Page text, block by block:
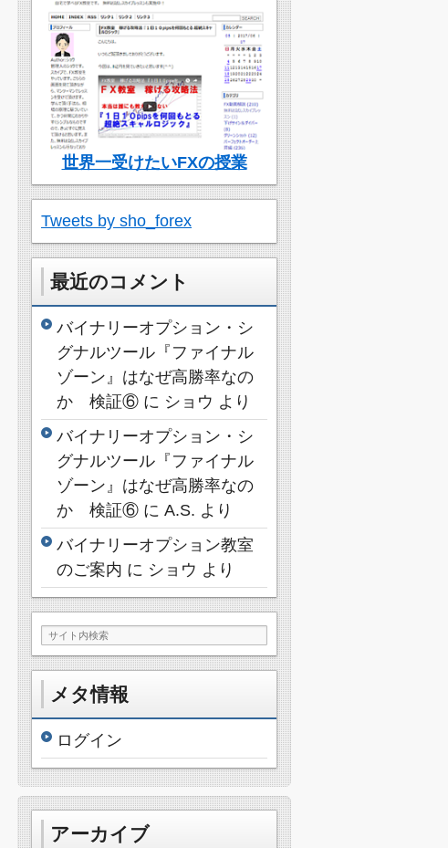
世界一受けたいFXの授業
Tweets by sho_forex
最近のコメント
バイナリーオプション・シ
グナルツール『ファイナル
ゾーン』はなぜ高勝率なの
か 検証⑥ に ショウ より
バイナリーオプション・シ
グナルツール『ファイナル
ゾーン』はなぜ高勝率なの
か 検証⑥ に A.S. より
バイナリーオプション教室
のご案内 に ショウ より
メタ情報
ログイン
アーカイブ